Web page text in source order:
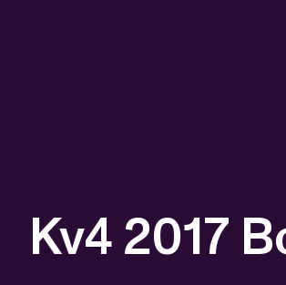
Kv4 2017